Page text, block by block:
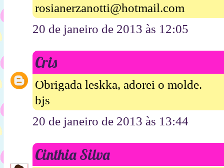
rosianerzanotti@hotmail.com
20 de janeiro de 2013 às 12:05
Cris
Obrigada leskka, adorei o molde.
bjs
20 de janeiro de 2013 às 13:44
Cinthia Silva